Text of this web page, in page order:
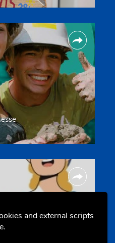
and external scripts